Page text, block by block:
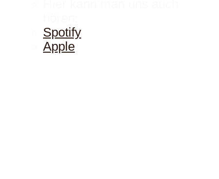
Spotify
Apple